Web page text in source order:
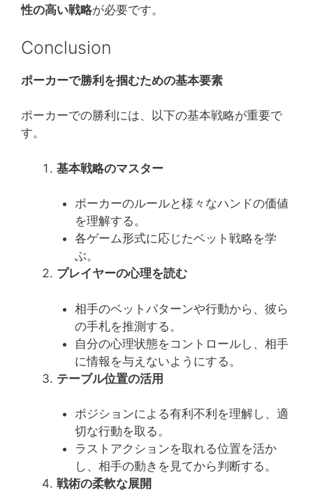
性の高い戦略が必要です。
Conclusion
ポーカーで勝利を掴むための基本要素
ポーカーでの勝利には、以下の基本戦略が重要で
す。
基本戦略のマスター
ポーカーのルールと様々なハンドの価値
を理解する。
各ゲーム形式に応じたベット戦略を学
ぶ。
プレイヤーの心理を読む
相手のベットパターンや行動から、彼ら
の手札を推測する。
自分の心理状態をコントロールし、相手
に情報を与えないようにする。
テーブル位置の活用
ポジションによる有利不利を理解し、適
切な行動を取る。
ラストアクションを取れる位置を活か
し、相手の動きを見てから判断する。
戦術の柔軟な展開